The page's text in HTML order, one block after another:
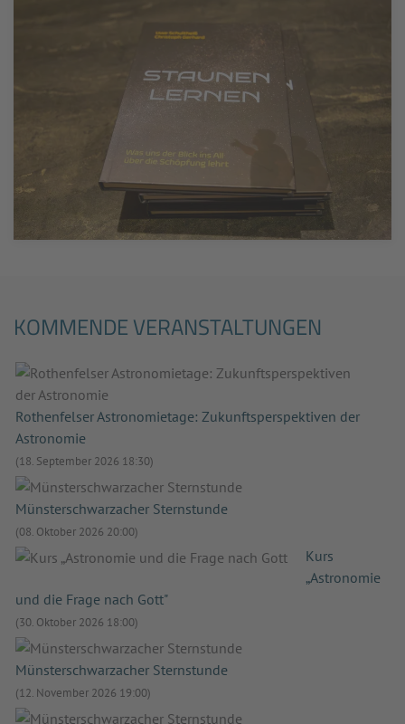
KOMMENDE VERANSTALTUNGEN
Rothenfelser Astronomietage: Zukunftsperspektiven der
Astronomie
(18. September 2026 18:30)
Münsterschwarzacher Sternstunde
(08. Oktober 2026 20:00)
Kurs
„Astronomie
und die Frage nach Gott"
(30. Oktober 2026 18:00)
Münsterschwarzacher Sternstunde
(12. November 2026 19:00)